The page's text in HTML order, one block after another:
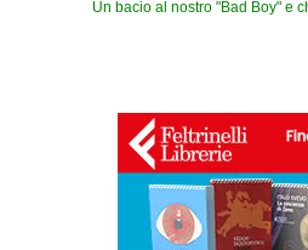
Un bacio al nostro "Bad Boy" e